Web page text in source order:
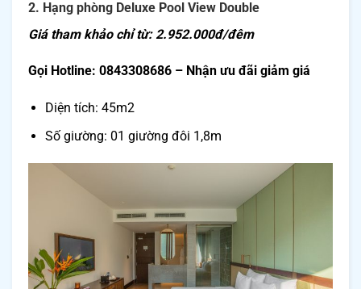
2. Hạng phòng Deluxe Pool View Double
Giá tham khảo chỉ từ: 2.952.000đ/đêm
Gọi Hotline: 0843308686 – Nhận ưu đãi giảm giá
Diện tích: 45m2
Số giường: 01 giường đôi 1,8m